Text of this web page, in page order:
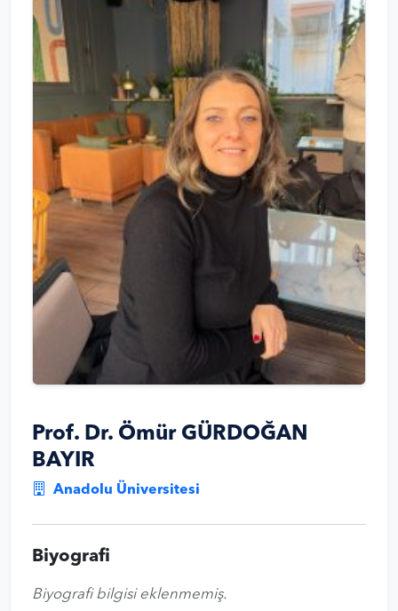
Prof. Dr. Ömür GÜRDOĞAN
BAYIR
Anadolu Üniversitesi
Biyografi
Biyografi bilgisi eklenmemiş.